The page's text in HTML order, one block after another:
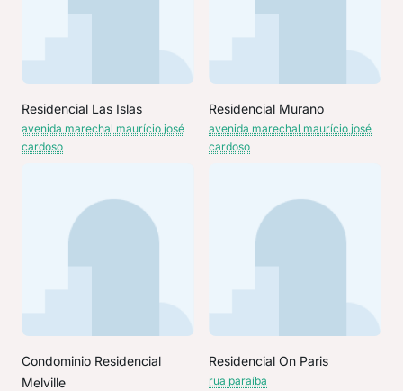
Residencial Las Islas
avenida marechal maurício josé
cardoso
Residencial Murano
avenida marechal maurício josé
cardoso
Condominio Residencial
Melville
Residencial On Paris
rua paraíba